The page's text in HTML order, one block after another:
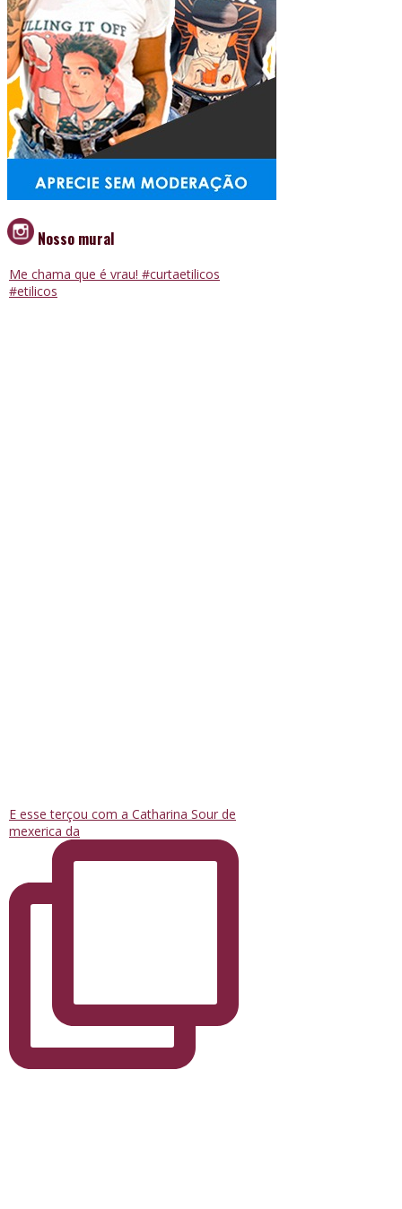
Nosso mural
Me chama que é vrau! #curtaetilicos
#etilicos
E esse terçou com a Catharina Sour de
mexerica da